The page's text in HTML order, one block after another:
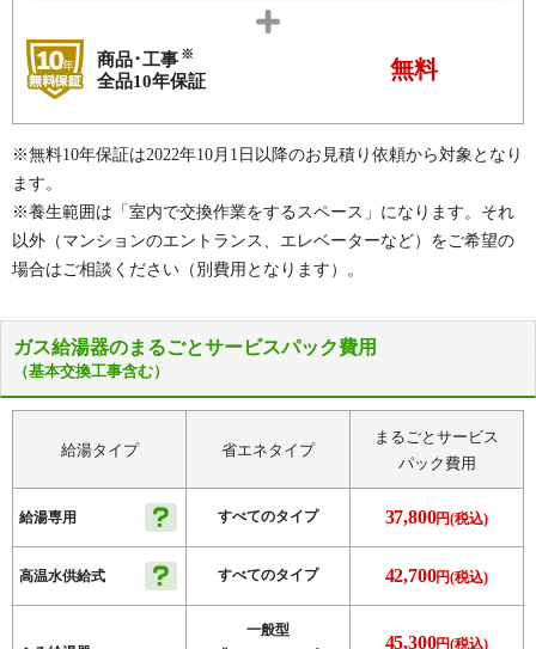
商品･工事 ※
全品10年保証 無料
※無料10年保証は2022年10月1日以降のお見積り依頼から対象となり
ます。
※養生範囲は「室内で交換作業をするスペース」になります。それ
以外（マンションのエントランス、エレベーターなど）をご希望の
場合はご相談ください（別費用となります）。
ガス給湯器のまるごとサービスパック費用
（基本交換工事含む）
給湯タイプ 省エネタイプ
まるごとサービス
パック費用
給湯専用 すべてのタイプ 37,800円(税込)
高温水供給式 すべてのタイプ 42,700円(税込)
一般型
45,300円(税込)